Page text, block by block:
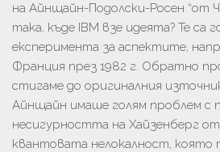
на Айнщайн-Подолски-Росен “от
така, къде IBM взе идеята? Те са
експеримента за аспектите,
Франция през 1982 г. Обратно
стигаме до оригиналния
Айнщайн имаше голям проблем с
несигурността на Хайзенберг от
квантовата нелокалност, която